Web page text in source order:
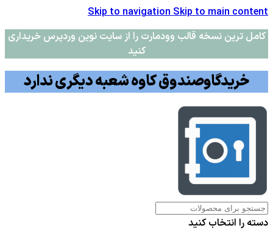
Skip to navigationSkip to main content
کامل ترین نسخه قالب وودمارت را از سایت نوین وردپرس خریداری
کنید
خریدگاوصندوق کاوه شعبه دیگری ندارد
دسته را انتخاب کنید